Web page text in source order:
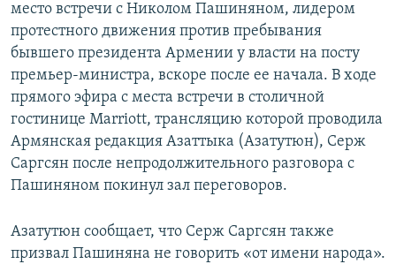
место встречи с Николом Пашиняном, лидером
протестного движения против пребывания
бывшего президента Армении у власти на посту
премьер-министра, вскоре после ее начала. В ходе
прямого эфира с места встречи в столичной
гостинице Marriott, трансляцию которой проводила
Армянская редакция Азаттыка (Азатутюн), Серж
Саргсян после непродолжительного разговора с
Пашиняном покинул зал переговоров.
Азатутюн сообщает, что Серж Саргсян также
призвал Пашиняна не говорить «от имени народа».